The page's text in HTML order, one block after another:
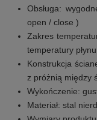
Obsługa:
open / close )
Zakres
temperatury płynu
Konstrukcja
z próżnią między
Wykończenie:
Materiał: stal